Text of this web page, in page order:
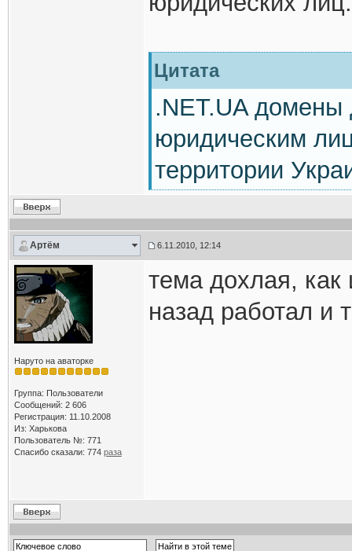
Цитата
.NET.UA домены
юридическим
территории
Артём 6.11.2010, 12:14
Наруто на аваторке
Группа: Пользователи
Сообщений: 2 606
Регистрация: 11.10.2008
Из: Харькова
Пользователь №: 771
Спасибо сказали: 774 раза
тема дохлая,
назад работал и